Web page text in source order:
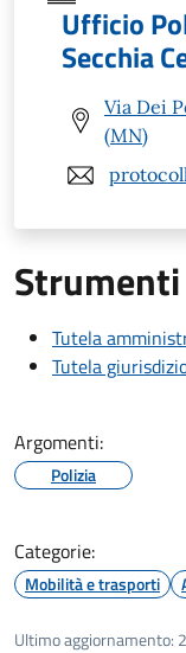
Ufficio
Secchia
Via Dei
(MN)
Tutela
Tutela
Argomenti:
Polizia
Categorie:
Mobilità e trasporti
Ultimo aggiornamento: